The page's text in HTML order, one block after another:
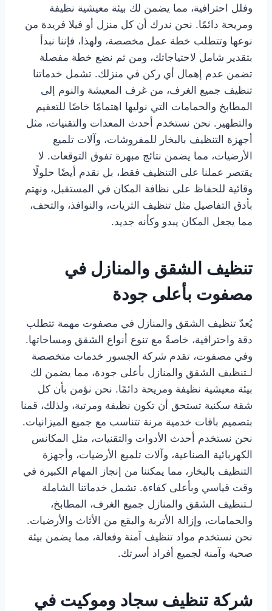
وفلل احترافية، مما يضمن لك بيئة معيشية نظيفة
ومريحة دائمًا. نحن ندرك أن كل منزل أو فيلا فريدة من
نوعها وتتطلب خطة عمل مخصصة، ولهذا، فإننا نبدأ
بتقدير شامل لاحتياجاتك، ومن ثم نضع خطة مفصلة
تضمن عدم إهمال أي ركن في منزلك. تشمل خدماتنا
تنظيف جميع الغرف، من غرف المعيشة والنوم إلى
المطابخ والحمامات التي نوليها اهتمامًا خاصًا للتعقيم
والتطهير. نحن نستخدم أحدث المعدات والتقنيات، مثل
أجهزة التنظيف بالبخار للمفروشات، وآلات تلميع
الأرضيات، مما يضمن نتائج مبهرة تفوق التوقعات. لا
يقتصر عملنا على التنظيف فقط، بل نقدم أيضًا حلولًا
وقائية للحفاظ على نظافة المكان في المستقبل، ونهتم
بأدق التفاصيل مثل تنظيف الثريات، والنوافذ، والتحف،
مما يجعل المكان يبدو وكأنه جديد.
تنظيف الشقق والمنازل في
مصفوت بأعلى جودة
يُعدّ تنظيف الشقق والمنازل في مصفوت مهمة تتطلب
دقة واحترافية، خاصةً مع تنوع أنواع الشقق ومساحاتها.
وفي مصفوت، تقدم شركة الجسور خدمات متخصصة
لـتنظيف الشقق والمنازل بأعلى جودة، مما يضمن لك
بيئة معيشية نظيفة ومريحة دائمًا. نحن نؤمن بأن كل
شقة سكنية تستحق أن تكون نظيفة ومرتبة، ولذلك، قمنا
بتصميم باقات خدمية مرنة تتناسب مع جميع الميزانيات.
نحن نستخدم أحدث الأدوات والتقنيات، مثل المكانس
الكهربائية الصناعية، وآلات تلميع الأرضيات، وأجهزة
التنظيف بالبخار، مما يمكننا من إنجاز المهام الكبيرة في
وقت قياسي وبأعلى كفاءة. تشمل خدماتنا الشاملة
لـتنظيف الشقق والمنازل جميع الغرف، المطابخ،
والحمامات، وإزالة الأتربة والبقع من الأثاث والأرضيات.
نحن نستخدم مواد تنظيف آمنة وفعالة، مما يضمن بيئة
صحية وآمنة لجميع أفراد أسرتك.
شركة تنظيف سجاد وموكيت في